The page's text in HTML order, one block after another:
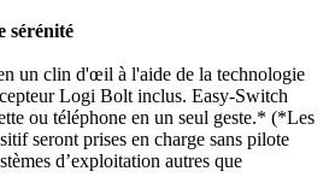
sérénité
un clin d'œil à l'aide de la technologie
Logi Bolt inclus. Easy-Switch
ou téléphone en un seul geste.* (*Les
seront prises en charge sans pilote
d’exploitation autres que